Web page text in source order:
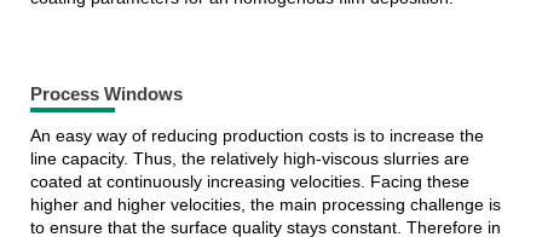
Process Windows
An easy way of reducing production costs is to increase the
line capacity. Thus, the relatively high-viscous slurries are
coated at continuously increasing velocities. Facing these
higher and higher velocities, the main processing challenge is
to ensure that the surface quality stays constant. Therefore in